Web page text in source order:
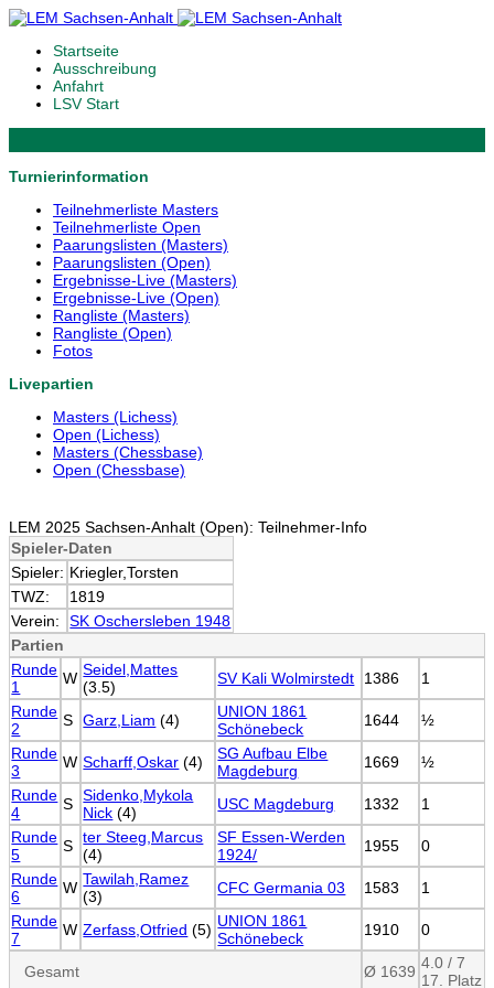
Startseite
Ausschreibung
Anfahrt
LSV Start
Turnierinformation
Teilnehmerliste Masters
Teilnehmerliste Open
Paarungslisten (Masters)
Paarungslisten (Open)
Ergebnisse-Live (Masters)
Ergebnisse-Live (Open)
Rangliste (Masters)
Rangliste (Open)
Fotos
Livepartien
Masters (Lichess)
Open (Lichess)
Masters (Chessbase)
Open (Chessbase)
LEM 2025 Sachsen-Anhalt (Open): Teilnehmer-Info
Spieler-Daten
Spieler: Kriegler,Torsten
TWZ:
1819
Verein:
SK Oschersleben 1948
Partien
Runde
1
W Seidel,Mattes
(3.5)
SV Kali Wolmirstedt 1386
1
Runde
2
S Garz,Liam (4)
UNION 1861
Schönebeck
1644
½
Runde
3
W Scharff,Oskar (4)
SG Aufbau Elbe
Magdeburg
1669
½
Runde
4
S Sidenko,Mykola
Nick (4) USC Magdeburg 1332
1
Runde
5
S ter Steeg,Marcus
(4)
SF Essen-Werden
1924/
1955
0
Runde
6
W Tawilah,Ramez
(3)
CFC Germania 03 1583
1
Runde
7
W Zerfass,Otfried (5) UNION 1861
Schönebeck
1910 0
Gesamt Ø 1639 4.0 / 7
17. Platz